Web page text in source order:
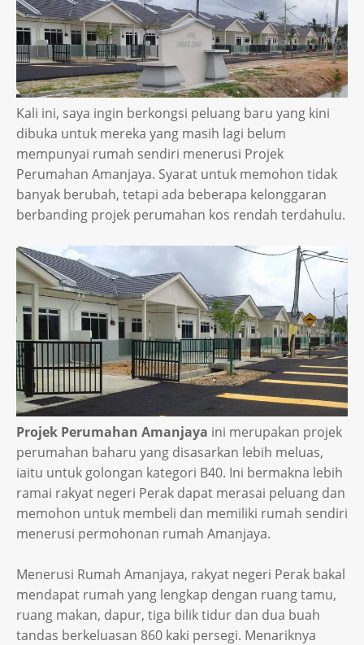
Kali ini, saya ingin berkongsi peluang baru yang kini
dibuka untuk mereka yang masih lagi belum
mempunyai rumah sendiri menerusi Projek
Perumahan Amanjaya. Syarat untuk memohon tidak
banyak berubah, tetapi ada beberapa kelonggaran
berbanding projek perumahan kos rendah terdahulu.
Projek Perumahan Amanjaya ini merupakan projek
perumahan baharu yang disasarkan lebih meluas,
iaitu untuk golongan kategori B40. Ini bermakna lebih
ramai rakyat negeri Perak dapat merasai peluang dan
memohon untuk membeli dan memiliki rumah sendiri
menerusi permohonan rumah Amanjaya.
Menerusi Rumah Amanjaya, rakyat negeri Perak bakal
mendapat rumah yang lengkap dengan ruang tamu,
ruang makan, dapur, tiga bilik tidur dan dua buah
tandas berkeluasan 860 kaki persegi. Menariknya